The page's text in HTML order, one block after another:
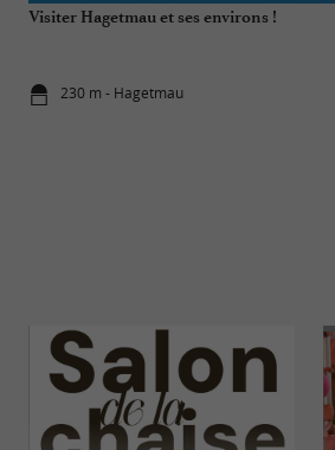
Visiter Hagetmau et ses environs !
230 m - Hagetmau